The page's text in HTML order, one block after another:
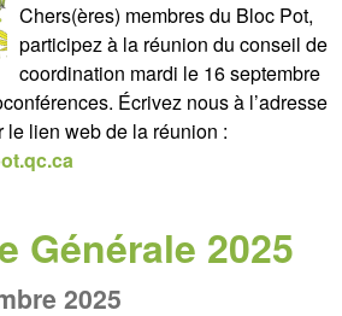
Chers(ères) membres du Bloc Pot,
participez à la réunion du conseil de
coordination mardi le 16 septembre
Écrivez nous à l’adresse
lien web de la réunion :
Générale 2025
2025